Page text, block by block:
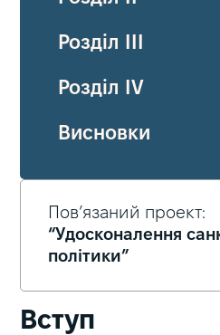
Розділ III
Розділ IV
Висновки
Пов’язаний проект:
“Удосконалення
політики”
Вступ